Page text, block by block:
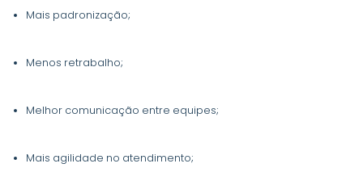
Mais padronização;
Menos retrabalho;
Melhor comunicação entre equipes;
Mais agilidade no atendimento;